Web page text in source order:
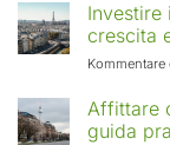
Investire
crescita
Kommentare
Affittare
guida